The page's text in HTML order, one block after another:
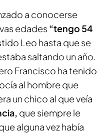
a conocerse
edades “tengo 54
Leo hasta que se
saltando un año.
Francisco ha tenido
al hombre que
un chico al que veía
que siempre le
alguna vez había